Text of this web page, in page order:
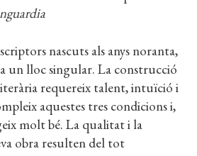
nascuts als anys noranta,
un lloc singular. La construcció
requereix talent, intuïció i
aquestes tres condicions i,
molt bé. La qualitat i la
obra resulten del tot